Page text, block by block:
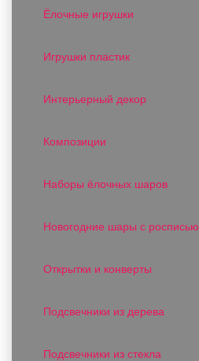
Ёлочные игрушки
Игрушки пластик
Интерьерный декор
Композиции
Наборы ёлочных шаров
Новогодние шары с росписью
Открытки и конверты
Подсвечники из дерева
Подсвечники из стекла